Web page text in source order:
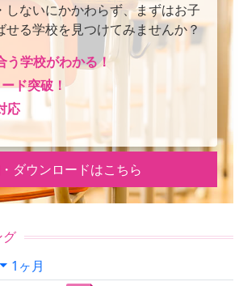
しないにかかわらず、まずはお子
せる学校を見つけてみませんか？
う学校がわかる！
ド突破！
応
ダウンロードはこちら
1ヶ月